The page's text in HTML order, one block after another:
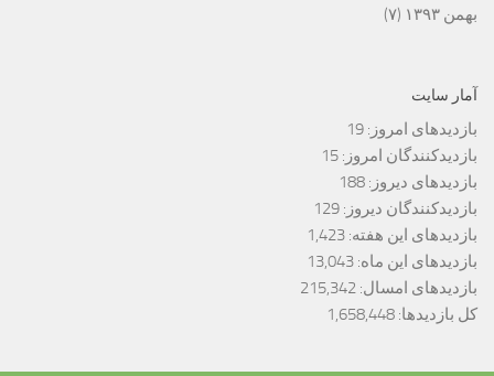
بهمن ۱۳۹۳
(۷)
آمار سایت
بازدیدهای امروز: 19
بازدیدکنندگان امروز: 15
بازدیدهای دیروز: 188
بازدیدکنندگان دیروز: 129
بازدیدهای این هفته: 1,423
بازدیدهای این ماه: 13,043
بازدیدهای امسال: 215,342
کل بازدیدها: 1,658,448